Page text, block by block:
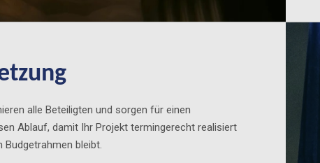
alle Beteiligten und sorgen für einen
Ablauf, damit Ihr Projekt termingerecht realisiert
Budgetrahmen bleibt.